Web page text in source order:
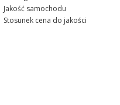
Jakość samochodu
Stosunek cena do jakości